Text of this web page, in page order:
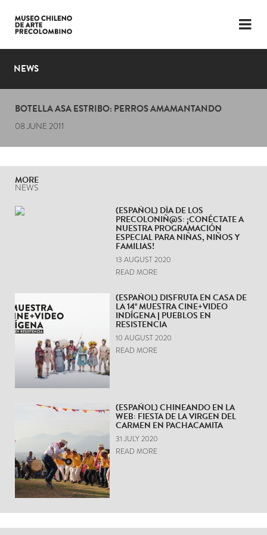
LANGUAGE
PLAN YOUR VISIT
EXHIBITIONS
THE MUSEUM
NEWS
NEWS
BOTELLA ASA ESTRIBO: PERROS AMAMANTANDO
08 JUNE 2011
MORE
NEWS
(ESPAÑOL) DÍA DE LOS
PRECOLONIÑ@S: ¡CONÉCTATE A
NUESTRA PROGRAMACIÓN
ESPECIAL PARA NIÑAS, NIÑOS Y
FAMILIAS!
13 AUGUST 2020
READ MORE
(ESPAÑOL) DISFRUTA EN CASA DE
LA 14° MUESTRA CINE+VIDEO
INDÍGENA | PUEBLOS EN
RESISTENCIA
10 AUGUST 2020
READ MORE
(ESPAÑOL) CHINEANDO EN LA
WEB: FIESTA DE LA VIRGEN DEL
CARMEN EN PACHACAMITA
31 JULY 2020
READ MORE